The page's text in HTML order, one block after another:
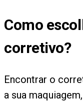
Como
corretivo?
Encontrar o
a sua